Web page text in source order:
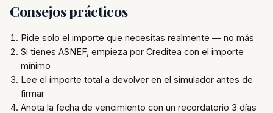
Consejos prácticos
Pide solo el importe que necesitas realmente — no más
Si tienes ASNEF, empieza por Creditea con el importe
mínimo
Lee el importe total a devolver en el simulador antes de
firmar
Anota la fecha de vencimiento con un recordatorio 3 días